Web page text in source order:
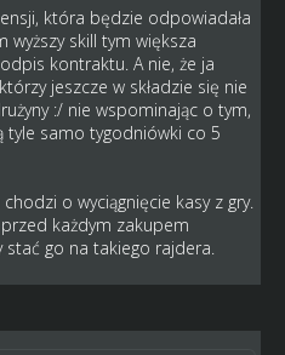
która będzie odpowiadała
wyższy skill tym większa
kontraktu. A nie, że ja
jeszcze w składzie się nie
:/ nie wspominając o tym,
tyle samo tygodniówki co 5
o wyciągnięcie kasy z gry.
każdym zakupem
stać go na takiego rajdera.